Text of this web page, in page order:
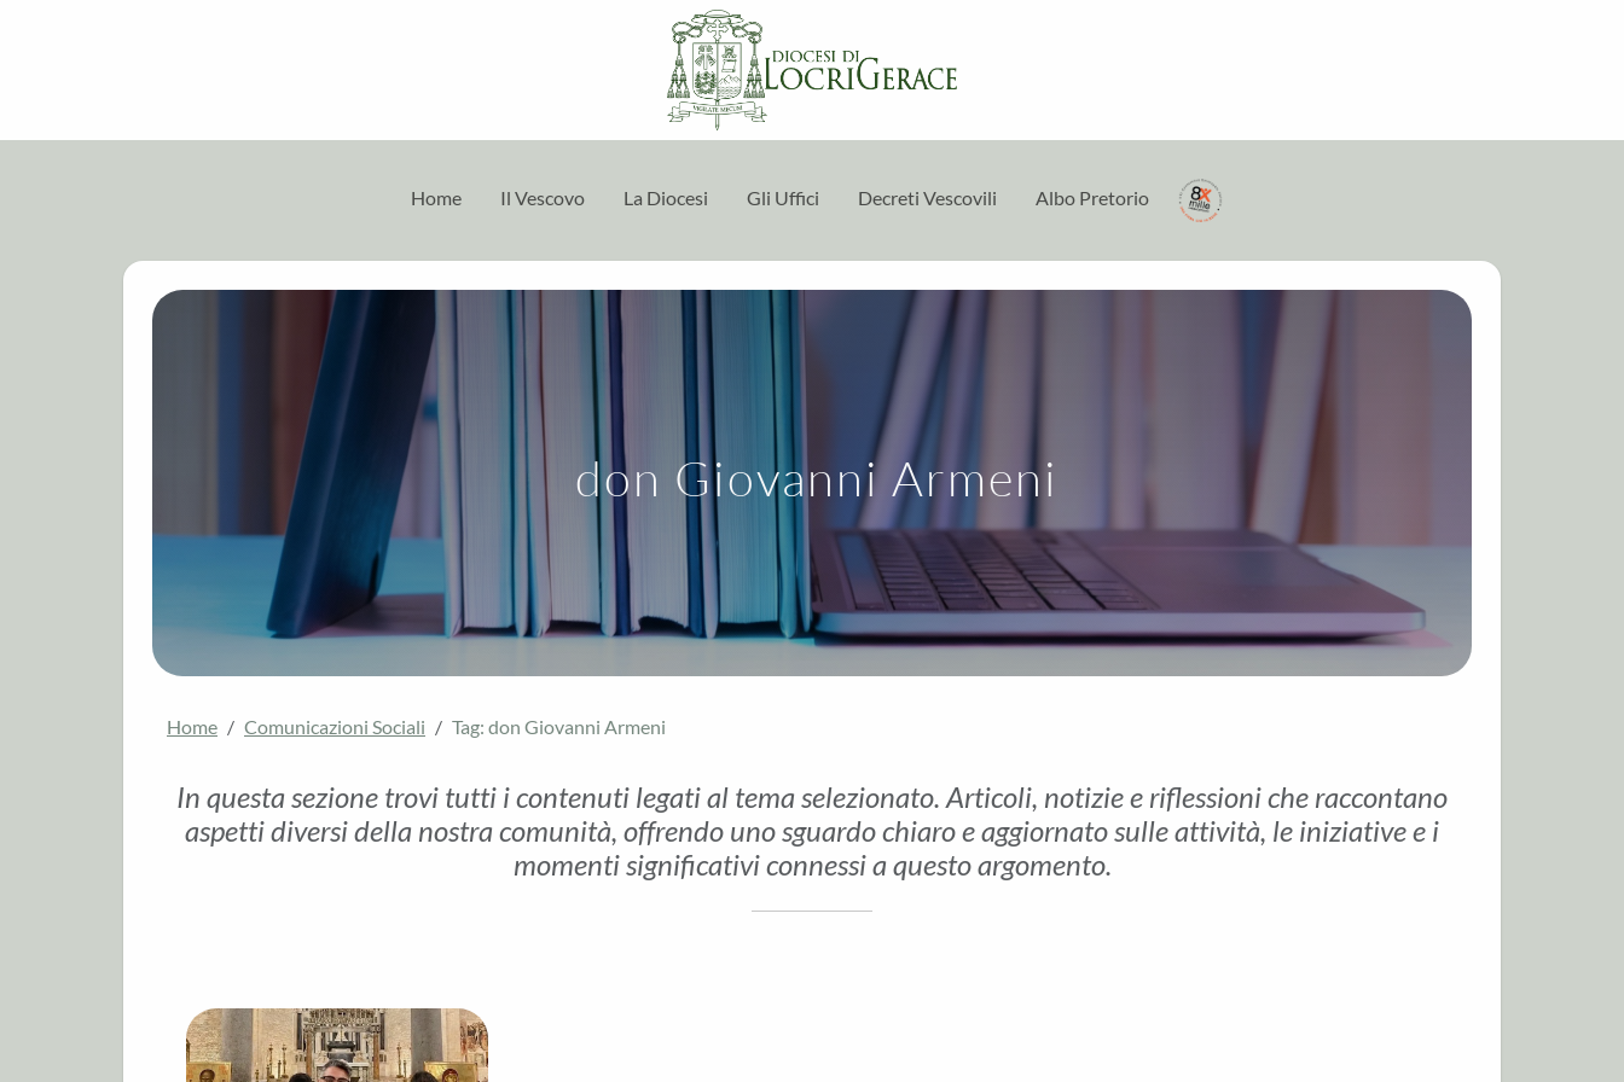
Home Il Vescovo La Diocesi Gli Uffici Decreti Vescovili Albo Pretorio
don Giovanni Armeni
Home Comunicazioni Sociali Tag: don Giovanni Armeni
In questa sezione trovi tutti i contenuti legati al tema selezionato. Articoli, notizie e riflessioni che raccontano
aspetti diversi della nostra comunità, offrendo uno sguardo chiaro e aggiornato sulle attività, le iniziative e i
momenti significativi connessi a questo argomento.